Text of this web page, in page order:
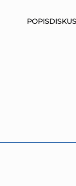
POPIS